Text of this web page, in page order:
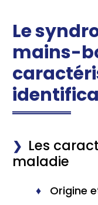
Le
mains-
Les
maladie
Origine